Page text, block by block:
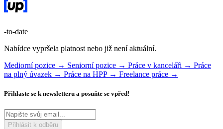
-to-date
Nabídce vypršela platnost nebo již není aktuální.
Mediorní pozice → Seniorní pozice → Práce v kanceláři → Práce
na plný úvazek → Práce na HPP → Freelance práce →
Přihlaste se k newsletteru a posuňte se vpřed!
Přihlásit k odběru